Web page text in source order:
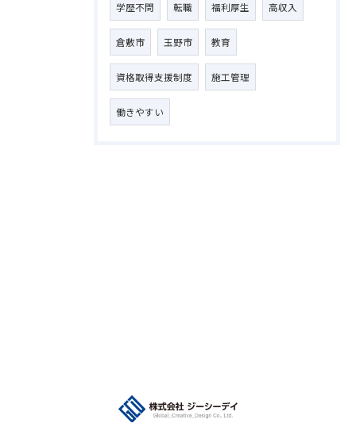
学歴不問 転職 福利厚生 高収入
倉敷市 玉野市 教育
資格取得支援制度 施工管理
働きやすい